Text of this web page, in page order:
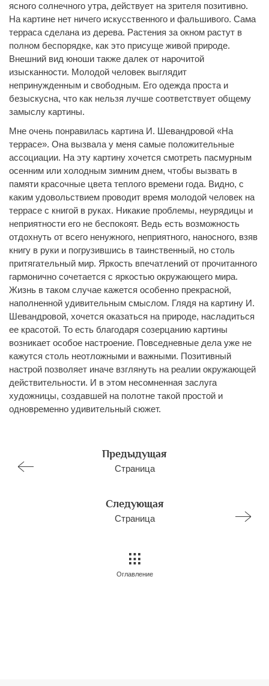
ясного солнечного утра, действует на зрителя позитивно.
На картине нет ничего искусственного и фальшивого. Сама
терраса сделана из дерева. Растения за окном растут в
полном беспорядке, как это присуще живой природе.
Внешний вид юноши также далек от нарочитой
изысканности. Молодой человек выглядит
непринужденным и свободным. Его одежда проста и
безыскусна, что как нельзя лучше соответствует общему
замыслу картины.
Мне очень понравилась картина И. Шевандровой «На
террасе». Она вызвала у меня самые положительные
ассоциации. На эту картину хочется смотреть пасмурным
осенним или холодным зимним днем, чтобы вызвать в
памяти красочные цвета теплого времени года. Видно, с
каким удовольствием проводит время молодой человек на
террасе с книгой в руках. Никакие проблемы, неурядицы и
неприятности его не беспокоят. Ведь есть возможность
отдохнуть от всего ненужного, неприятного, наносного, взяв
книгу в руки и погрузившись в таинственный, но столь
притягательный мир. Яркость впечатлений от прочитанного
гармонично сочетается с яркостью окружающего мира.
Жизнь в таком случае кажется особенно прекрасной,
наполненной удивительным смыслом. Глядя на картину И.
Шевандровой, хочется оказаться на природе, насладиться
ее красотой. То есть благодаря созерцанию картины
возникает особое настроение. Повседневные дела уже не
кажутся столь неотложными и важными. Позитивный
настрой позволяет иначе взглянуть на реалии окружающей
действительности. И в этом несомненная заслуга
художницы, создавшей на полотне такой простой и
одновременно удивительный сюжет.
Предыдущая
Страница
Следующая
Страница
Оглавление